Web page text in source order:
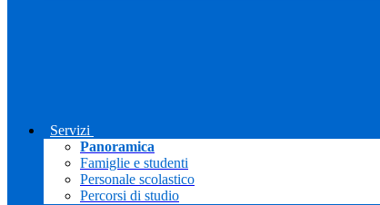
Servizi
Panoramica
Famiglie e studenti
Personale scolastico
Percorsi di studio